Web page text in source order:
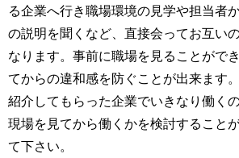
る企業へ行き職場環境の見学や担当者
の説明を聞くなど、直接会ってお互い
なります。事前に職場を見ることがで
てからの違和感を防ぐことが出来ます。
紹介してもらった企業でいきなり働く
現場を見てから働くかを検討すること
て下さい。